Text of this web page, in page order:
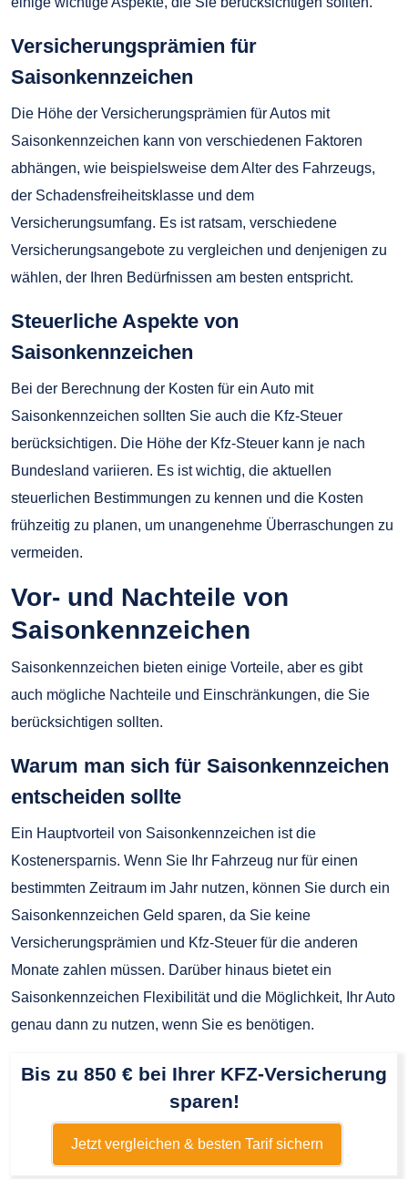
Versicherungsprämien für
Saisonkennzeichen
Die Höhe der Versicherungsprämien für Autos mit
Saisonkennzeichen kann von verschiedenen Faktoren
abhängen, wie beispielsweise dem Alter des Fahrzeugs,
der Schadensfreiheitsklasse und dem
Versicherungsumfang. Es ist ratsam, verschiedene
Versicherungsangebote zu vergleichen und denjenigen zu
wählen, der Ihren Bedürfnissen am besten entspricht.
Steuerliche Aspekte von
Saisonkennzeichen
Bei der Berechnung der Kosten für ein Auto mit
Saisonkennzeichen sollten Sie auch die Kfz-Steuer
berücksichtigen. Die Höhe der Kfz-Steuer kann je nach
Bundesland variieren. Es ist wichtig, die aktuellen
steuerlichen Bestimmungen zu kennen und die Kosten
frühzeitig zu planen, um unangenehme Überraschungen zu
vermeiden.
Vor- und Nachteile von
Saisonkennzeichen
Saisonkennzeichen bieten einige Vorteile, aber es gibt
auch mögliche Nachteile und Einschränkungen, die Sie
berücksichtigen sollten.
Warum man sich für Saisonkennzeichen
entscheiden sollte
Ein Hauptvorteil von Saisonkennzeichen ist die
Kostenersparnis. Wenn Sie Ihr Fahrzeug nur für einen
bestimmten Zeitraum im Jahr nutzen, können Sie durch ein
Saisonkennzeichen Geld sparen, da Sie keine
Versicherungsprämien und Kfz-Steuer für die anderen
Monate zahlen müssen. Darüber hinaus bietet ein
Saisonkennzeichen Flexibilität und die Möglichkeit, Ihr Auto
genau dann zu nutzen, wenn Sie es benötigen.
Bis zu 850 € bei Ihrer KFZ-Versicherung
sparen!
Jetzt vergleichen & besten Tarif sichern